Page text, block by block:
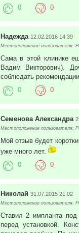
0
0
Надежда 12.02.2016 14:39
Местоположение пользователя:
Сама в этой клинике
Вадим Викторович).
соблюдать
0
0
Семенова Александра
Местоположение пользователя:
Мой отзыв будет
уже много лет.
0
0
Николай 31.07.2015 21:02
Местоположение пользователя:
Ставил 2 импланта
перед установкой.